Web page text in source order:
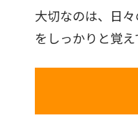
大切なのは、日
をしっかりと覚え